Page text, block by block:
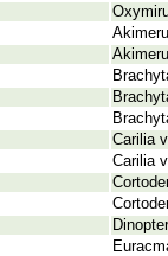
Carilia
Carilia